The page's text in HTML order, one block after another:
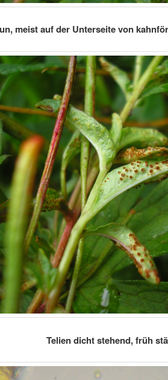
meist auf der Unterseite von
Telien dicht stehend, früh